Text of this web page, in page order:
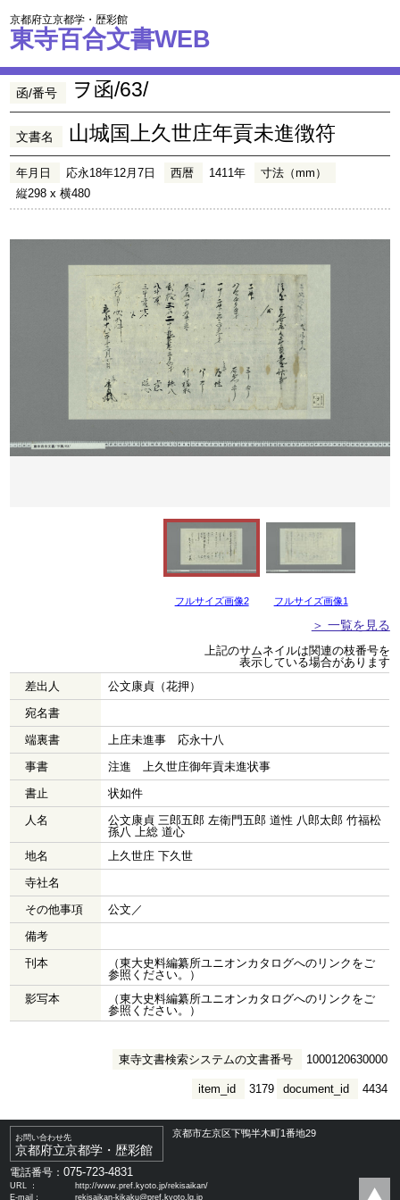
京都府立京都学・歴彩館
東寺百合文書WEB
函/番号 ヲ函/63/
文書名 山城国上久世庄年貢未進徴符
年月日 応永18年12月7日 西暦 1411年
寸法（mm）
縦298 x 横480
フルサイズ画像2 フルサイズ画像1
＞ 一覧を見る
上記のサムネイルは関連の枝番号を
表示している場合があります
差出人
公文康貞（花押）
宛名書
端裏書
上庄未進事 応永十八
事書
注進 上久世庄御年貢未進状事
書止
状如件
人名
公文康貞 三郎五郎 左衛門五郎 道性 八郎太郎 竹福松
孫八 上総 道心
地名
上久世庄 下久世
寺社名
その他事項
公文／
備考
刊本
（東大史料編纂所ユニオンカタログへのリンクをご
参照ください。）
影写本
（東大史料編纂所ユニオンカタログへのリンクをご
参照ください。）
東寺文書検索システムの文書番号 1000120630000
document_id 4434
item_id 3179
お問い合わせ先
京都府立京都学・歴彩館
京都市左京区下鴨半木町1番地29
電話番号：075-723-4831
URL ：
http://www.pref.kyoto.jp/rekisaikan/
E-mail：
rekisaikan-kikaku@pref.kyoto.lg.jp